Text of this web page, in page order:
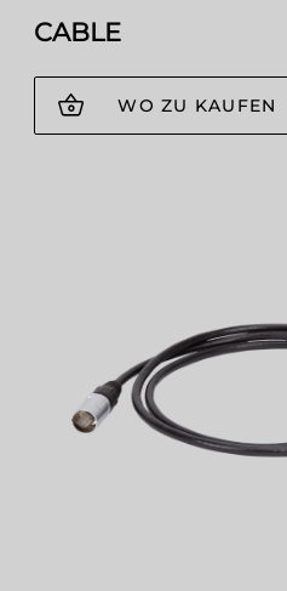
CABLE
WO ZU KAUFEN